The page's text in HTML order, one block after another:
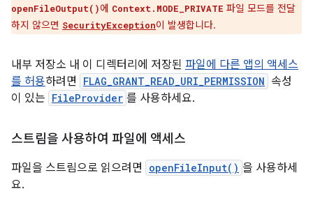
openFileOutput()에 Context.MODE_PRIVATE 파일 모드를 전달
하지 않으면 SecurityException이 발생합니다.
내부 저장소 내 이 디렉터리에 저장된 파일에 다른 앱의 액세스
를 허용하려면 FLAG_GRANT_READ_URI_PERMISSION 속성
이 있는 FileProvider 를 사용하세요.
스트림을 사용하여 파일에 액세스
파일을 스트림으로 읽으려면 openFileInput() 을 사용하세
요.